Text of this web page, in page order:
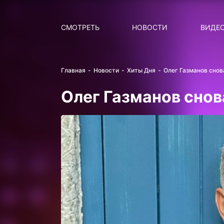
СМОТРЕТЬ НОВОСТИ
Главная Новости Хиты Дня Олег Газманов
Олег Газманов